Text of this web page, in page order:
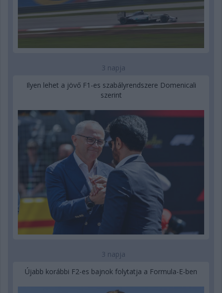
3 napja
Ilyen lehet a jövő F1-es szabályrendszere Domenicali
szerint
3 napja
Újabb korábbi F2-es bajnok folytatja a Formula-E-ben